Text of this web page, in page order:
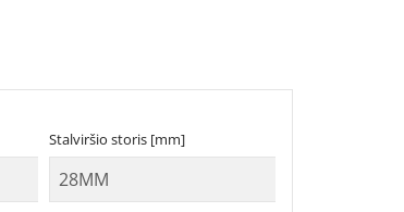
Stalviršio storis [mm]